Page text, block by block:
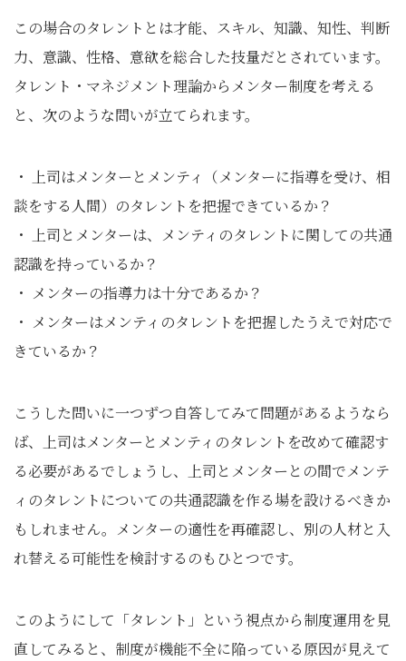
この場合のタレントとは才能、スキル、知識、知性、判断
力、意識、性格、意欲を総合した技量だとされています。
タレント・マネジメント理論からメンター制度を考える
と、次のような問いが立てられます。
・ 上司はメンターとメンティ（メンターに指導を受け、相
談をする人間）のタレントを把握できているか？
・ 上司とメンターは、メンティのタレントに関しての共通
認識を持っているか？
・ メンターの指導力は十分であるか？
・ メンターはメンティのタレントを把握したうえで対応で
きているか？
こうした問いに一つずつ自答してみて問題があるようなら
ば、上司はメンターとメンティのタレントを改めて確認す
る必要があるでしょうし、上司とメンターとの間でメンテ
ィのタレントについての共通認識を作る場を設けるべきか
もしれません。メンターの適性を再確認し、別の人材と入
れ替える可能性を検討するのもひとつです。
このようにして「タレント」という視点から制度運用を見
直してみると、制度が機能不全に陥っている原因が見えて